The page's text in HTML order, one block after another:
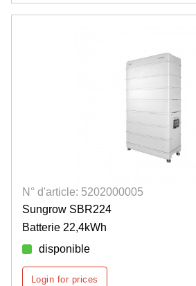
N° d'article: 5202000005
Sungrow SBR224
Batterie 22,4kWh
disponible
Login for prices